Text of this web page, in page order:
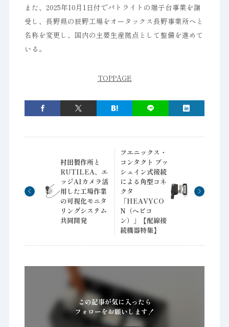
また、2025年10月1日付でパトライトの端子台事業を譲
受し、長野県の辰野工場をオータックス長野事業所へと
名称を変更し、国内の主要生産拠点として整備を進めて
いる。
TOPPAGE
村田製作所と
RUTILEA、エ
ッジAIカメラ活
用した工場作業
の可視化モニタ
リングシステム
共同開発
フエニックス・
コンタクト プッ
シュイン式接続
による角型コネ
クタ
「HEAVYCO
N（ヘビコ
ン）」【配線接
続機器特集】
この記事が気に入ったら
フォローをお願いします！